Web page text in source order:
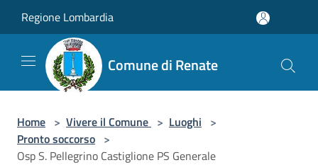
Regione Lombardia
Comune di Renate
Home > Vivere il Comune > Luoghi >
Pronto soccorso >
Osp S. Pellegrino Castiglione PS Generale